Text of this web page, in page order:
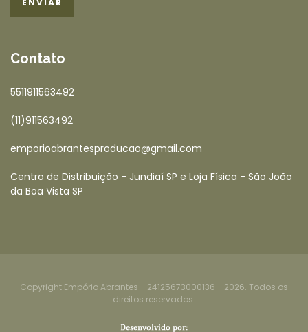
Contato
5511911563492
(11)911563492
emporioabrantesproducao@gmail.com
Centro de Distribuição - Jundiaí SP e Loja Física - São João
da Boa Vista SP
Copyright Empório Abrantes - 24125673000136 - 2026. Todos os
direitos reservados.